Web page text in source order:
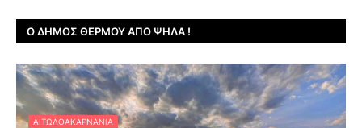
Ο ΔΉΜΟΣ ΘΈΡΜΟΥ ΑΠΌ ΨΗΛΆ !
ΑΙΤΩΛΟΑΚΑΡΝΑΝΊΑ